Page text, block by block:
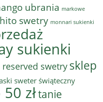
ubrania markowe
swetry monnari sukienki
sukienki
reserved swetry sklep
sweter świąteczny
złtanie